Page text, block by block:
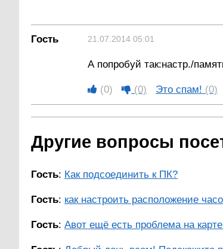
Гость 21.07.2014 05:01
А попробуй так:настр./
(0) (0) Это спам! (0)
Другие вопросы
Гость: Как подсоединить к ПК?
Гость: как настроить расположение
Гость: Авот ещё есть проблема на